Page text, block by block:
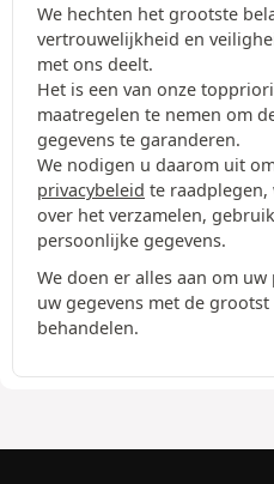
We hechten het grootste
vertrouwelijkheid en
met ons deelt.
Het is een van onze
maatregelen te nemen om
gegevens te garanderen.
We nodigen u daarom uit
privacybeleid te
over het verzamelen,
persoonlijke gegevens.
We doen er alles aan om
uw gegevens met de
behandelen.